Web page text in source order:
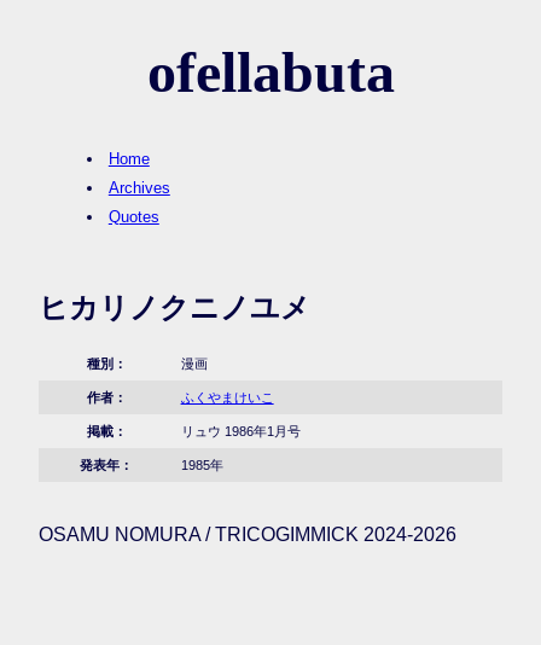
ofellabuta
Home
Archives
Quotes
ヒカリノクニノユメ
種別： 漫画
作者： ふくやまけいこ
掲載： リュウ 1986年1月号
発表年： 1985年
OSAMU NOMURA / TRICOGIMMICK 2024-2026